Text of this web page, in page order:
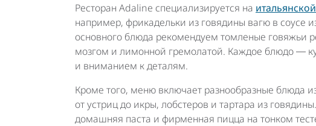
Ресторан Adaline специализируется на
например, фрикадельки из говядины вагю в соусе
основного блюда рекомендуем томленые говяжьи
мозгом и лимонной гремолатой. Каждое блюдо ―
и вниманием к деталям.
Кроме того, меню включает разнообразные блюда
от устриц до икры, лобстеров и тартара из
домашняя паста и фирменная пицца на тонком